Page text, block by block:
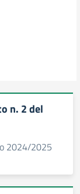
n. 2 del
2024/2025